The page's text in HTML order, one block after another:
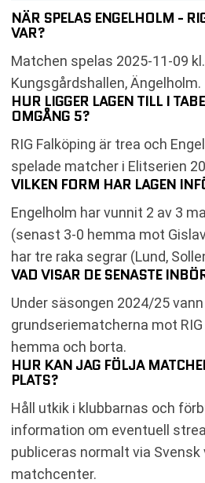
NÄR SPELAS ENGELHOLM -
VAR?
Matchen spelas 2025-11-09
Kungsgårdshallen, Ängelholm.
HUR LIGGER LAGEN TILL I
OMGÅNG 5?
RIG Falköping är trea och
spelade matcher i Elitserien
VILKEN FORM HAR LAGEN
Engelholm har vunnit 2 av 3
(senast 3-0 hemma mot
har tre raka segrar (Lund,
VAD VISAR DE SENASTE
Under säsongen 2024/25
grundseriematcherna mot
hemma och borta.
HUR KAN JAG FÖLJA
PLATS?
Håll utkik i klubbarnas och
information om eventuell
publiceras normalt via Svensk
matchcenter.